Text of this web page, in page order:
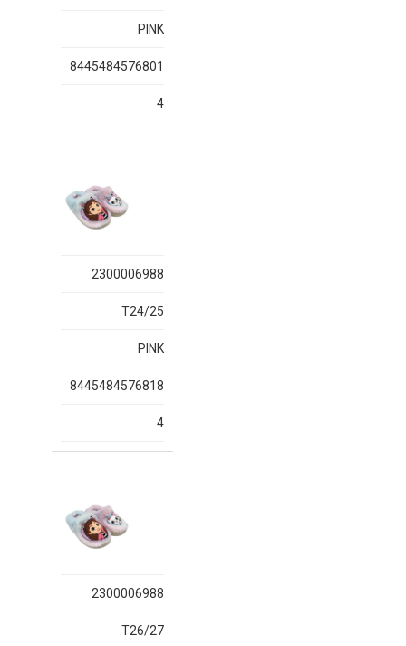
PINK
8445484576801
4
2300006988
T24/25
PINK
8445484576818
4
2300006988
T26/27